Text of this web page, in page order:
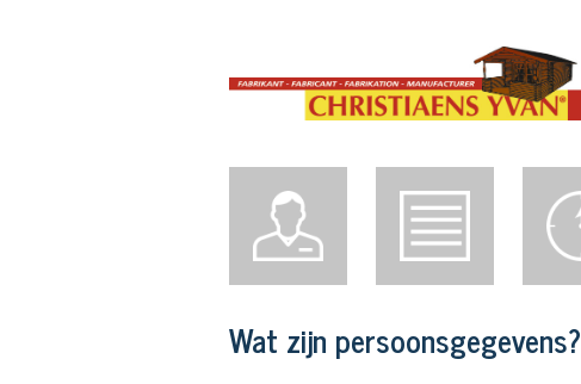
Wat zijn persoonsgegevens?